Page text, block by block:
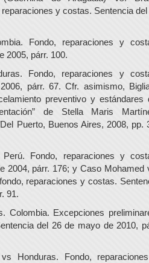
y costas. Sentencia del
Fondo, reparaciones y
2005, párr. 100.
Fondo, reparaciones y
párr. 67. Cfr. asimismo,
preventivo y estándares
de Stella Maris
Puerto, Buenos Aires, 2008, pp.
Fondo, reparaciones y
2004, párr. 176; y Caso Mohamed
reparaciones y costas.
91.
Colombia. Excepciones
del 26 de mayo de 2010,
Honduras. Fondo,